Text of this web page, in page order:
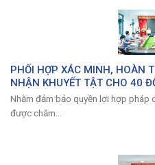
PHỐI HỢP XÁC MINH, HOÀN
NHẬN KHUYẾT TẬT CHO 40
THANG ĐANG ĐƯỢC CHĂM
Nhằm đảm bảo quyền lợi hợp pháp
được chăm...